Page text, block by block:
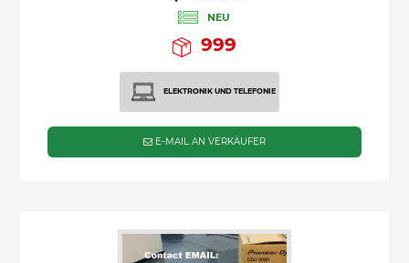
NEU
999
ELEKTRONIK UND TELEFONIE
E-MAIL AN VERKÄUFER